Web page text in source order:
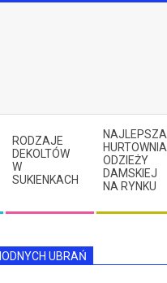
RODZAJE
DEKOLTÓW
W
SUKIENKACH
NAJLEPSZA
HURTOWNIA
ODZIEŻY
DAMSKIEJ
NA RYNKU
UBRAŃ